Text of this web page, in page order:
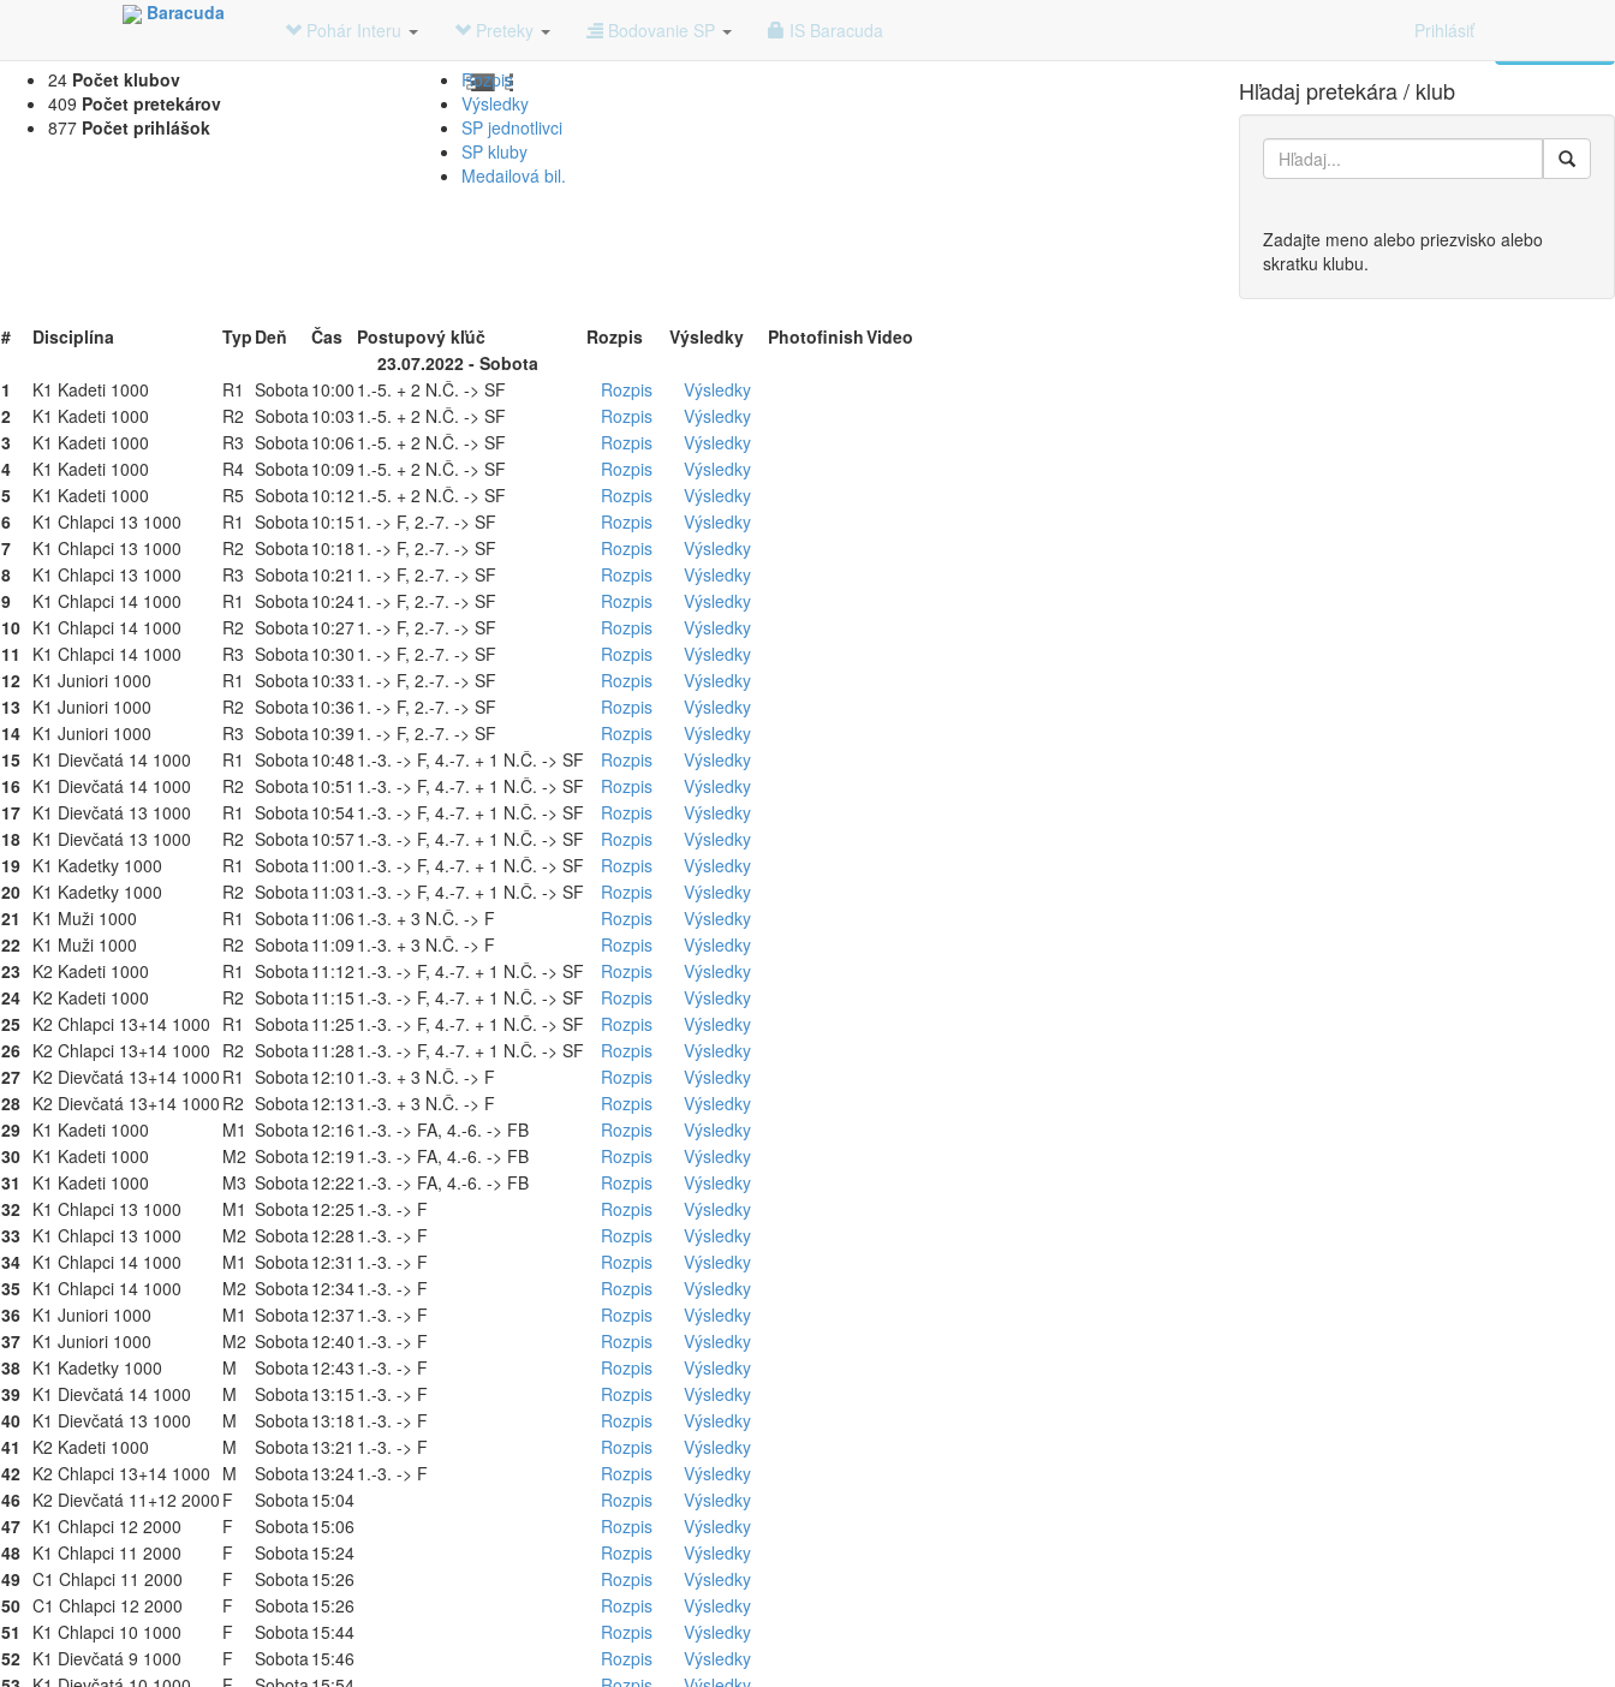
Baracuda
Pohár Interu Preteky Bodovanie SP IS Baracuda Prihlásiť
Časový Harmonogram na Pohár Interu
24 Počet klubov
409 Počet pretekárov
877 Počet prihlášok
Rozpis
Výsledky
SP jednotlivci
SP kluby
Medailová bil.
Hľadaj pretekára / klub
Zadajte meno alebo priezvisko alebo
skratku klubu.
# Disciplína Typ Deň Čas Postupový kľúč Rozpis Výsledky PhotofinishVideo
23.07.2022 - Sobota
1
K1 Kadeti 1000 R1 Sobota10:00 1.-5. + 2 N.Č. -> SF Rozpis
Výsledky
2
K1 Kadeti 1000 R2 Sobota10:03 1.-5. + 2 N.Č. -> SF Rozpis
Výsledky
3
K1 Kadeti 1000 R3 Sobota10:06 1.-5. + 2 N.Č. -> SF Rozpis
Výsledky
4
K1 Kadeti 1000 R4 Sobota10:09 1.-5. + 2 N.Č. -> SF Rozpis
Výsledky
5
K1 Kadeti 1000 R5 Sobota10:12 1.-5. + 2 N.Č. -> SF Rozpis
Výsledky
6
K1 Chlapci 13 1000 R1 Sobota10:151. -> F, 2.-7. -> SF Rozpis
Výsledky
7
K1 Chlapci 13 1000 R2 Sobota10:18 1. -> F, 2.-7. -> SF Rozpis
Výsledky
8
K1 Chlapci 13 1000 R3 Sobota10:21 1. -> F, 2.-7. -> SF Rozpis
Výsledky
9
K1 Chlapci 14 1000 R1 Sobota10:241. -> F, 2.-7. -> SF Rozpis
Výsledky
10 K1 Chlapci 14 1000 R2 Sobota10:271. -> F, 2.-7. -> SF Rozpis
Výsledky
11
K1 Chlapci 14 1000 R3 Sobota10:30 1. -> F, 2.-7. -> SF Rozpis
Výsledky
12 K1 Juniori 1000 R1 Sobota10:33 1. -> F, 2.-7. -> SF Rozpis
Výsledky
13 K1 Juniori 1000 R2 Sobota10:36 1. -> F, 2.-7. -> SF Rozpis
Výsledky
14 K1 Juniori 1000 R3 Sobota10:39 1. -> F, 2.-7. -> SF Rozpis
Výsledky
15 K1 Dievčatá 14 1000 R1 Sobota10:48 1.-3. -> F, 4.-7. + 1 N.Č. -> SF Rozpis
Výsledky
16 K1 Dievčatá 14 1000 R2 Sobota10:51 1.-3. -> F, 4.-7. + 1 N.Č. -> SF Rozpis
Výsledky
17 K1 Dievčatá 13 1000 R1 Sobota10:541.-3. -> F, 4.-7. + 1 N.Č. -> SF Rozpis
Výsledky
18 K1 Dievčatá 13 1000 R2 Sobota10:571.-3. -> F, 4.-7. + 1 N.Č. -> SF Rozpis
Výsledky
19 K1 Kadetky 1000 R1 Sobota11:00 1.-3. -> F, 4.-7. + 1 N.Č. -> SF Rozpis
Výsledky
20 K1 Kadetky 1000 R2 Sobota11:03 1.-3. -> F, 4.-7. + 1 N.Č. -> SF Rozpis
Výsledky
21
K1 Muži 1000 R1 Sobota11:06 1.-3. + 3 N.Č. -> F Rozpis
Výsledky
22 K1 Muži 1000 R2 Sobota11:09 1.-3. + 3 N.Č. -> F Rozpis
Výsledky
23 K2 Kadeti 1000 R1 Sobota11:12 1.-3. -> F, 4.-7. + 1 N.Č. -> SF Rozpis
Výsledky
24 K2 Kadeti 1000 R2 Sobota11:151.-3. -> F, 4.-7. + 1 N.Č. -> SF Rozpis
Výsledky
25 K2 Chlapci 13+14 1000 R1 Sobota11:251.-3. -> F, 4.-7. + 1 N.Č. -> SF Rozpis
Výsledky
26 K2 Chlapci 13+14 1000 R2 Sobota11:28 1.-3. -> F, 4.-7. + 1 N.Č. -> SF Rozpis
Výsledky
27 K2 Dievčatá 13+14 1000 R1 Sobota12:10 1.-3. + 3 N.Č. -> F Rozpis
Výsledky
28 K2 Dievčatá 13+14 1000 R2 Sobota12:13 1.-3. + 3 N.Č. -> F Rozpis
Výsledky
29 K1 Kadeti 1000 M1 Sobota12:16 1.-3. -> FA, 4.-6. -> FB Rozpis
Výsledky
30 K1 Kadeti 1000 M2 Sobota12:19 1.-3. -> FA, 4.-6. -> FB Rozpis
Výsledky
31
K1 Kadeti 1000 M3 Sobota12:22 1.-3. -> FA, 4.-6. -> FB Rozpis
Výsledky
32 K1 Chlapci 13 1000 M1 Sobota12:251.-3. -> F Rozpis
Výsledky
33 K1 Chlapci 13 1000 M2 Sobota12:28 1.-3. -> F Rozpis
Výsledky
34 K1 Chlapci 14 1000 M1 Sobota12:31 1.-3. -> F Rozpis
Výsledky
35 K1 Chlapci 14 1000 M2 Sobota12:341.-3. -> F Rozpis
Výsledky
36 K1 Juniori 1000 M1 Sobota12:371.-3. -> F Rozpis
Výsledky
37 K1 Juniori 1000 M2 Sobota12:40 1.-3. -> F Rozpis
Výsledky
38 K1 Kadetky 1000 M Sobota12:43 1.-3. -> F Rozpis
Výsledky
39 K1 Dievčatá 14 1000 M Sobota13:151.-3. -> F Rozpis
Výsledky
40 K1 Dievčatá 13 1000 M Sobota13:18 1.-3. -> F Rozpis
Výsledky
41
K2 Kadeti 1000 M Sobota13:21 1.-3. -> F Rozpis
Výsledky
42 K2 Chlapci 13+14 1000 M Sobota13:241.-3. -> F Rozpis
Výsledky
46 K2 Dievčatá 11+12 2000 F Sobota15:04 Rozpis
Výsledky
47 K1 Chlapci 12 2000 F Sobota15:06 Rozpis
Výsledky
48 K1 Chlapci 11 2000 F Sobota15:24 Rozpis
Výsledky
49 C1 Chlapci 11 2000 F Sobota15:26 Rozpis
Výsledky
50 C1 Chlapci 12 2000 F Sobota15:26 Rozpis
Výsledky
51
K1 Chlapci 10 1000 F Sobota15:44 Rozpis
Výsledky
52 K1 Dievčatá 9 1000 F Sobota15:46 Rozpis
Výsledky